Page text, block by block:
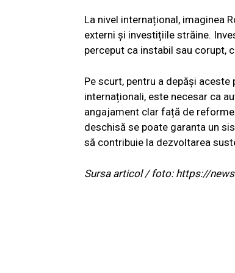
La nivel internațional, imaginea
externi și investițiile străine.
perceput ca instabil sau corupt,
Pe scurt, pentru a depăși
internaționali, este necesar ca
angajament clar față de
deschisă se poate garanta un
să contribuie la dezvoltarea
Sursa articol / foto: https://